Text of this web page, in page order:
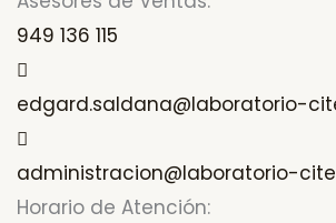
949 136 115
edgard.saldana@laboratorio-
administracion@laboratorio-
Horario de Atención: